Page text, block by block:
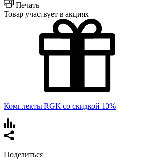
Печать
Товар участвует в акциях
Комплекты RGK со скидкой 10%
Поделиться